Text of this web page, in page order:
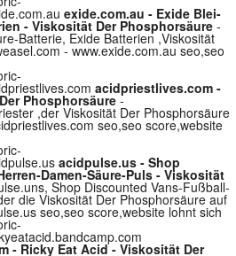
exide.com.au - Exide Blei-
- Viskosität Der Phosphorsäure -
Batterie, Exide Batterien ,Viskosität
- www.exide.com.au seo,seo
acidpriestlives.com -
Phosphorsäure -
,der Viskosität Der Phosphorsäure
seo,seo score,website
acidpulse.us - Shop
Damen-Säure-Puls - Viskosität
Shop Discounted Vans-Fußball-
die Viskosität Der Phosphorsäure auf
seo,seo score,website lohnt sich
- Ricky Eat Acid - Viskosität Der